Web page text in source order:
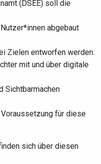
(DSEE) soll die
abgebaut
Zielen entworfen werden:
mit und über digitale
Sichtbarmachen
für diese
sich über diesen